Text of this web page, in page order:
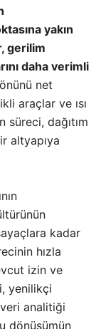
yakın
gerilim
daha verimli
net
araçlar ve ısı
süreci, dağıtım
altyapıya
kadar
hızla
izin ve
yenilikçi
veri analitiği
dönüşümün